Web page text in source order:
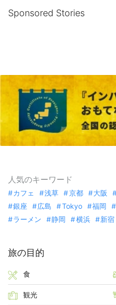
Sponsored Stories
人気のキーワード
カフェ 浅草 京都 大阪
銀座
広島 Tokyo 福岡
ラーメン
静岡 横浜 新宿
旅の目的
食
観光